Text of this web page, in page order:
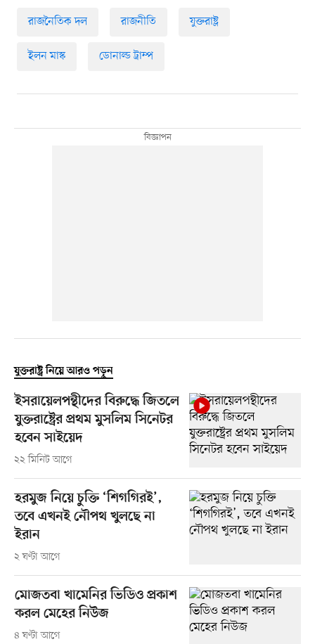
রাজনৈতিক দল রাজনীতি যুক্তরাষ্ট্র
ইলন মাস্ক ডোনাল্ড ট্রাম্প
যুক্তরাষ্ট্র নিয়ে আরও পড়ুন
ইসরায়েলপন্থীদের বিরুদ্ধে জিতলে
যুক্তরাষ্ট্রের প্রথম মুসলিম সিনেটর
হবেন সাইয়েদ
২২ মিনিট আগে
হরমুজ নিয়ে চুক্তি ‘শিগগিরই’,
তবে এখনই নৌপথ খুলছে না
ইরান
২ ঘণ্টা আগে
মোজতবা খামেনির ভিডিও প্রকাশ
করল মেহের নিউজ
৪ ঘণ্টা আগে